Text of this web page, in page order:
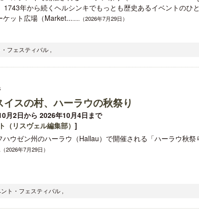
1743年から続くヘルシンキでもっとも歴史あるイベントのひ
ケット広場（Market........（2026年7月29日）
フェスティバル ,
スの村、ハーラウの秋祭り
月2日から 2026年10月4日まで
（リスヴェル編集部） ]
ハウゼン州のハーラウ（Hallau）で開催される「ハーラウ秋祭
2026年7月29日）
ト・フェスティバル ,